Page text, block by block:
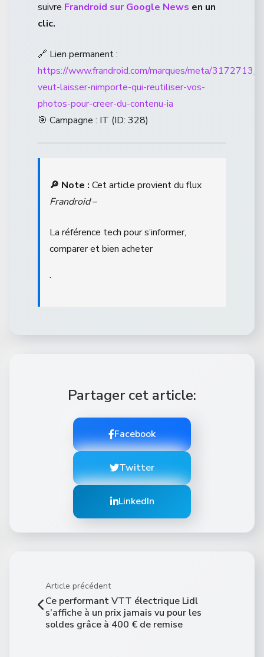
suivre Frandroid sur Google News en un
clic.
🔗 Lien permanent :
https://www.frandroid.com/marques/meta/
veut-laisser-nimporte-qui-reutiliser-vos-
photos-pour-creer-du-contenu-ia
🎯 Campagne : IT (ID: 328)
🔎 Note : Cet article provient du flux
Frandroid–
La référence tech pour s’informer,
comparer et bien acheter
.
Partager cet article:
Facebook
Twitter
LinkedIn
Article précédent
Ce performant VTT électrique Lidl
s’affiche à un prix jamais vu pour les
soldes grâce à 400 € de remise